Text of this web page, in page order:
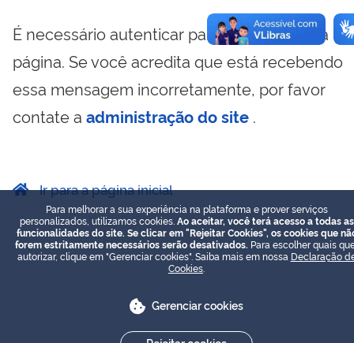
É necessário autenticar para visualizar essa
página. Se você acredita que está recebendo
essa mensagem incorretamente, por favor
contate a administração do site .
Ir para a página inicial
Para melhorar a sua experiência na plataforma e prover serviços
personalizados, utilizamos cookies. Ao aceitar, você terá acesso a todas as
funcionalidades do site. Se clicar em "Rejeitar Cookies", os cookies que
forem estritamente necessários serão desativados. Para escolher quais
autorizar, clique em "Gerenciar cookies". Saiba mais em nossa Declaração
Cookies
Gerenciar cookies